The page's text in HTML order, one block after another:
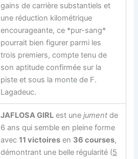
gains de carrière substantiels et
une réduction kilométrique
encourageante, ce *pur-sang*
pourrait bien figurer parmi les
trois premiers, compte tenu de
son aptitude confirmée sur la
piste et sous la monte de F.
Lagadeuc.
JAFLOSA GIRL est unejument de
6 ans qui semble en pleine forme
avec11 victoires en 36 courses,
démontrant une belle régularité (5